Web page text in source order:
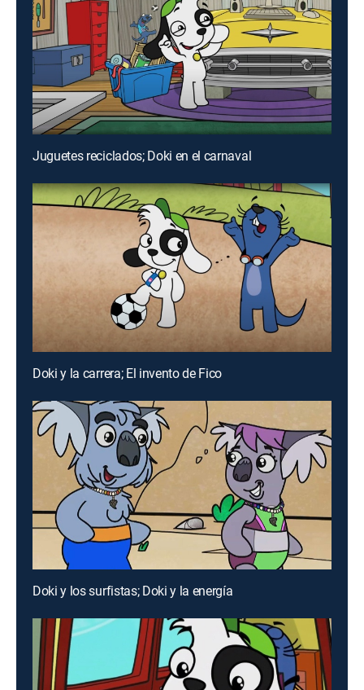
Juguetes reciclados; Doki en el carnaval
Doki y la carrera; El invento de Fico
Doki y los surfistas; Doki y la energía